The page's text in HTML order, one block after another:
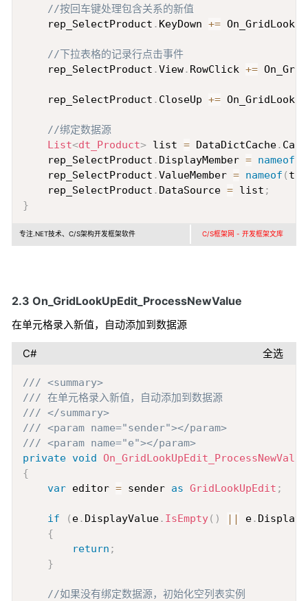
//按回车键处理包含关系的新值
    rep_SelectProduct
. KeyDown +=
//下拉表格的记录行点击事件
    rep_SelectProduct
.View. RowClick +=
    rep_SelectProduct
. CloseUp +=
//绑定数据源
List<dt_Product> list = DataDictCache.
    rep_SelectProduct
. DisplayMember = nameof
    rep_SelectProduct
.ValueMember = nameof (
    rep_SelectProduct
. DataSource = list ;
}
专注.NET技术、C/S架构开发框架软件 C/S框架网 - 开发框架文库
2.3 On_GridLookUpEdit_ProcessNewValue
在单元格录入新值，自动添加到数据源
C# 全选
/// <summary>
/// 在单元格录入新值，自动添加到数据源
/// </summary>
/// <param name="sender"></param>
/// <param name="e"></param>
private void On_GridLookUpEdit_ProcessNewValue
{
var editor = sender as GridLookUpEdit ;
if ( e. DisplayValue. IsEmpty( ) || e.
{
return ;
}
//如果没有绑定数据源，初始化空列表实例